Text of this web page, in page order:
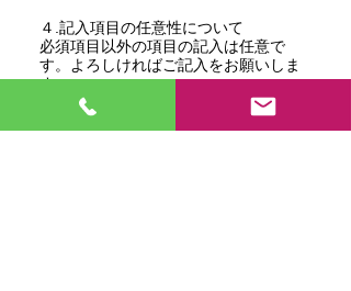
４.記入項目の任意性について
必須項目以外の項目の記入は任意で
す。よろしければご記入をお願いしま
す。
５.お問い合せ窓口